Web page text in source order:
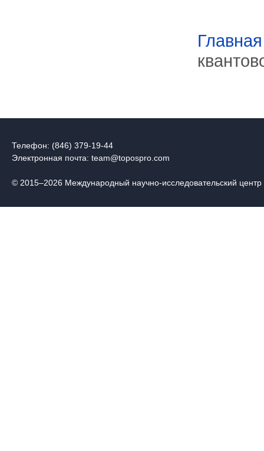
Главная
Телефон: (846) 379-19-44
Электронная почта: team@topospro.com
© 2015–2026 Международный научно-исследовательский